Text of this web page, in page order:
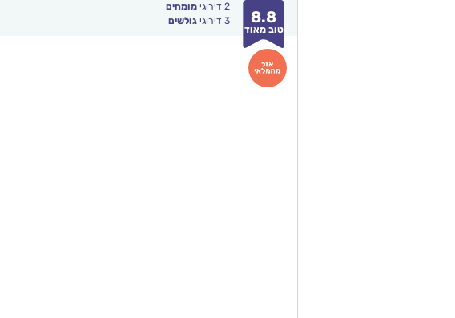
8.8
טוב מאוד
2 דירוגימומחים
3 דירוגיגולשים